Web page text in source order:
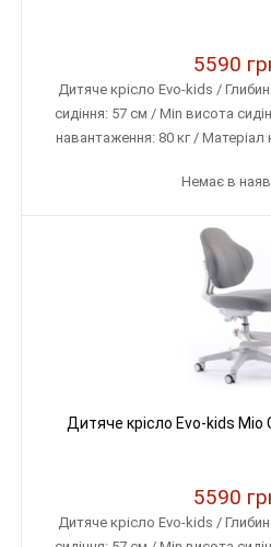
5590
Дитяче крісло Evo-kids /
сидіння: 57 см / Min висота
навантаження: 80 кг /
Немає в
Дитяче крісло Evo-kids Mio
5590
Дитяче крісло Evo-kids /